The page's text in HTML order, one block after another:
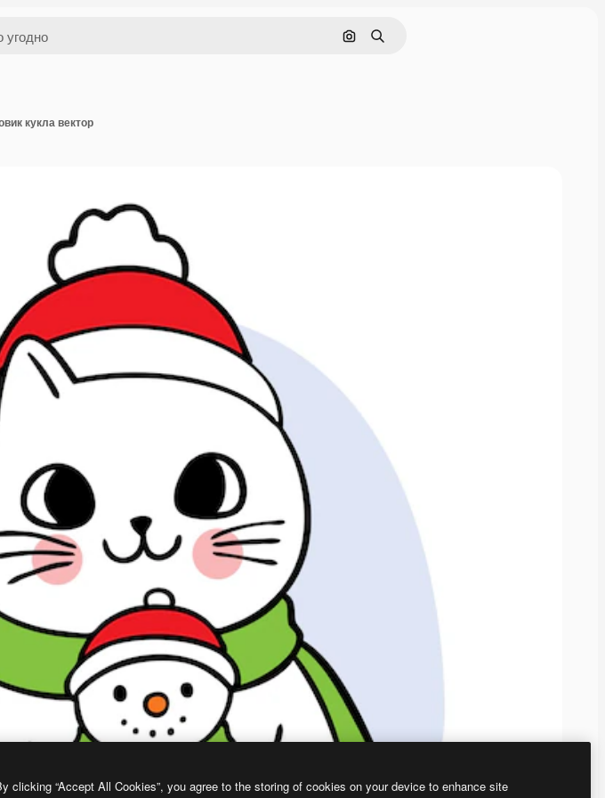
Поиск по изображению
Поиск
кукла вектор
clicking “Accept All Cookies”, you agree to the storing of cookies on your device to enhance site